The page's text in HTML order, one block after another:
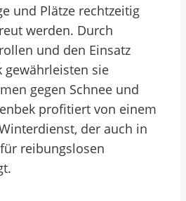
und Plätze rechtzeitig
werden. Durch
und den Einsatz
gewährleisten sie
gegen Schnee und
profitiert von einem
der auch in
reibungslosen